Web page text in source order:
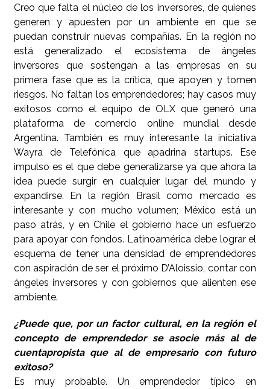
Creo que falta el núcleo de los inversores, de quienes
generen y apuesten por un ambiente en que se
puedan construir nuevas compañías. En la región no
está generalizado el ecosistema de ángeles
inversores que sostengan a las empresas en su
primera fase que es la crítica, que apoyen y tomen
riesgos. No faltan los emprendedores; hay casos muy
exitosos como el equipo de OLX que generó una
plataforma de comercio online mundial desde
Argentina. También es muy interesante la iniciativa
Wayra de Telefónica que apadrina startups. Ese
impulso es el que debe generalizarse ya que ahora la
idea puede surgir en cualquier lugar del mundo y
expandirse. En la región Brasil como mercado es
interesante y con mucho volumen; México está un
paso atrás, y en Chile el gobierno hace un esfuerzo
para apoyar con fondos. Latinoamérica debe lograr el
esquema de tener una densidad de emprendedores
con aspiración de ser el próximo D’Aloissio, contar con
ángeles inversores y con gobiernos que alienten ese
ambiente.
¿Puede que, por un factor cultural, en la región el
concepto de emprendedor se asocie más al de
cuentapropista que al de empresario con futuro
exitoso?
Es muy probable. Un emprendedor típico en